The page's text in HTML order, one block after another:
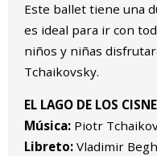
Este ballet tiene una
es ideal para ir con
niños y niñas
Tchaikovsky.
EL LAGO DE LOS
Música:Piotr
Libreto:Vladimir